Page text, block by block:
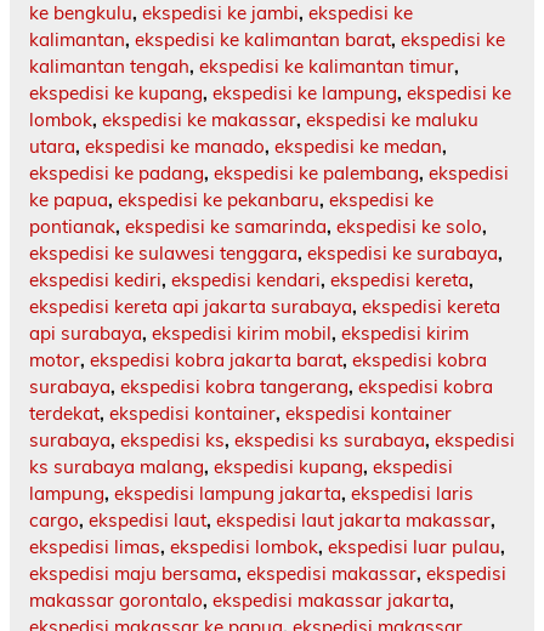
ke bengkulu, ekspedisi ke jambi, ekspedisi ke
kalimantan, ekspedisi ke kalimantan barat, ekspedisi ke
kalimantan tengah, ekspedisi ke kalimantan timur,
ekspedisi ke kupang, ekspedisi ke lampung, ekspedisi ke
lombok, ekspedisi ke makassar, ekspedisi ke maluku
utara, ekspedisi ke manado, ekspedisi ke medan,
ekspedisi ke padang, ekspedisi ke palembang, ekspedisi
ke papua, ekspedisi ke pekanbaru, ekspedisi ke
pontianak, ekspedisi ke samarinda, ekspedisi ke solo,
ekspedisi ke sulawesi tenggara, ekspedisi ke surabaya,
ekspedisi kediri, ekspedisi kendari, ekspedisi kereta,
ekspedisi kereta api jakarta surabaya, ekspedisi kereta
api surabaya, ekspedisi kirim mobil, ekspedisi kirim
motor, ekspedisi kobra jakarta barat, ekspedisi kobra
surabaya, ekspedisi kobra tangerang, ekspedisi kobra
terdekat, ekspedisi kontainer, ekspedisi kontainer
surabaya, ekspedisi ks, ekspedisi ks surabaya, ekspedisi
ks surabaya malang, ekspedisi kupang, ekspedisi
lampung, ekspedisi lampung jakarta, ekspedisi laris
cargo, ekspedisi laut, ekspedisi laut jakarta makassar,
ekspedisi limas, ekspedisi lombok, ekspedisi luar pulau,
ekspedisi maju bersama, ekspedisi makassar, ekspedisi
makassar gorontalo, ekspedisi makassar jakarta,